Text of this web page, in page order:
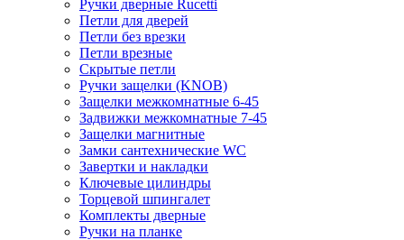
Ручки дверные Rucetti
Петли для дверей
Петли без врезки
Петли врезные
Скрытые петли
Ручки защелки (KNOB)
Защелки межкомнатные 6-45
Задвижки межкомнатные 7-45
Защелки магнитные
Замки сантехнические WC
Завертки и накладки
Ключевые цилиндры
Торцевой шпингалет
Комплекты дверные
Ручки на планке